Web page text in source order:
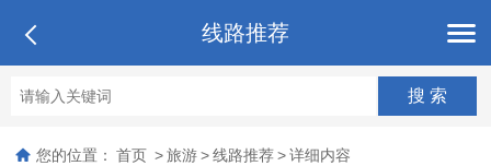
线路推荐
您的位置： 首页 > 旅游 > 线路推荐 > 详细内容